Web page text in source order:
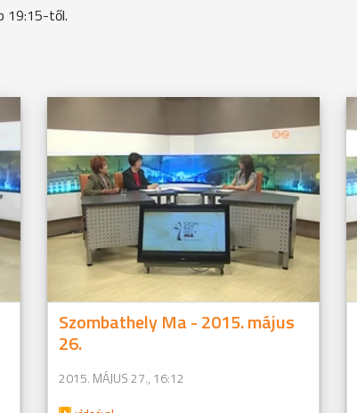
19:15-től.
Szombathely Ma - 2015. május
26.
2015. MÁJUS 27., 16:12